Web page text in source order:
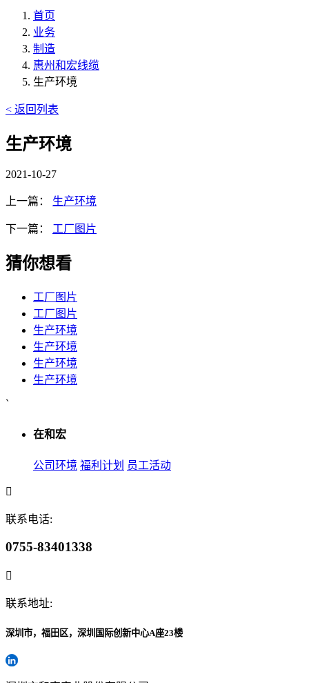
首页
业务
制造
惠州和宏线缆
生产环境
< 返回列表
生产环境
2021-10-27
上一篇： 生产环境
下一篇： 工厂图片
猜你想看
工厂图片
工厂图片
生产环境
生产环境
生产环境
生产环境
`
在和宏
公司环境 福利计划 员工活动
联系电话:
0755-83401338
联系地址:
深圳市，福田区，深圳国际创新中心A座23楼